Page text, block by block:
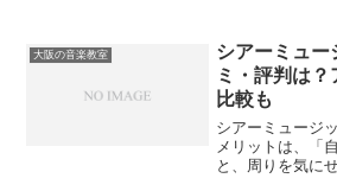
と限界を感じや
の客観的な指導
大阪の音楽教室
シアーミュー
ミ・評判は
比較も
シアーミュージ
メリットは、「
と、周りを気に